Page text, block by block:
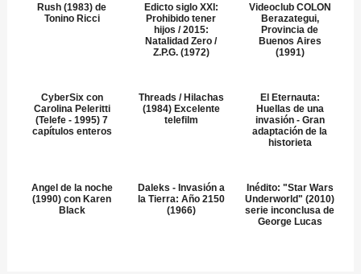
Rush (1983) de
Tonino Ricci
Edicto siglo XXI:
Prohibido tener
hijos / 2015:
Natalidad Zero /
Z.P.G. (1972)
Videoclub COLON
Berazategui,
Provincia de
Buenos Aires
(1991)
CyberSix con
Carolina Peleritti
(Telefe - 1995) 7
capítulos enteros
Threads / Hilachas
(1984) Excelente
telefilm
El Eternauta:
Huellas de una
invasión - Gran
adaptación de la
historieta
Angel de la noche
(1990) con Karen
Black
Daleks - Invasión a
la Tierra: Año 2150
(1966)
Inédito: "Star Wars
Underworld" (2010)
serie inconclusa de
George Lucas